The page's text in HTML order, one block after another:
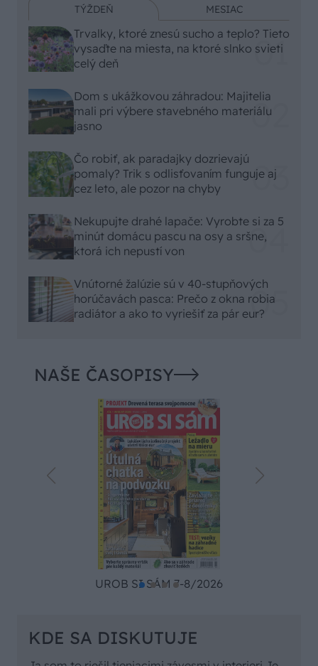
TÝŽDEŇ MESIAC
Trvalky, ktoré znesú sucho a teplo? Tieto
vysaďte na miesta, na ktoré slnko svieti
celý deň
Dom s ukážkovou záhradou: Majitelia
mali pri výbere stavebného materiálu
jasno
Čo robiť, ak paradajky dozrievajú
pomaly? Trik s odlisťovaním funguje aj
cez leto, ale pozor na chyby
Nekupujte drahé lapače: Vyrobte si za 5
minút domácu pascu na osy a sršne,
ktorá ich nepustí von
Vnútorné žalúzie sú v 40-stupňových
horúčavách pasca: Prečo z okna robia
radiátor a ako to vyriešiť za pár eur?
NAŠE ČASOPISY
UROB SI SÁM 7-8/2026
KDE SA DISKUTUJE